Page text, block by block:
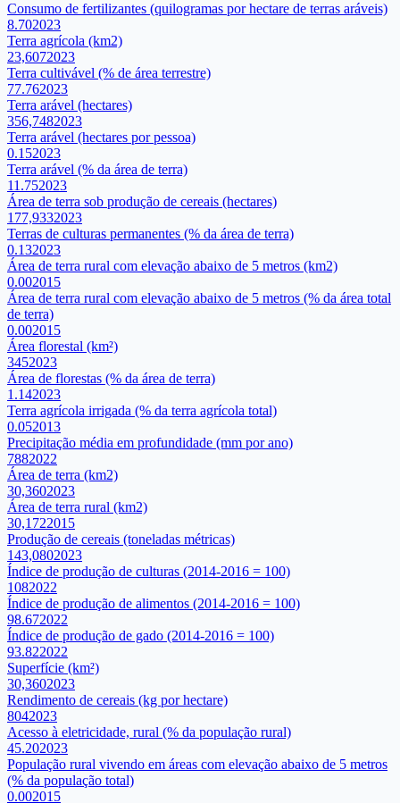
Consumo de fertilizantes (quilogramas por hectare de terras aráveis)
8.702023
Terra agrícola (km2)
23,6072023
Terra cultivável (% de área terrestre)
77.762023
Terra arável (hectares)
356,7482023
Terra arável (hectares por pessoa)
0.152023
Terra arável (% da área de terra)
11.752023
Área de terra sob produção de cereais (hectares)
177,9332023
Terras de culturas permanentes (% da área de terra)
0.132023
Área de terra rural com elevação abaixo de 5 metros (km2)
0.002015
Área de terra rural com elevação abaixo de 5 metros (% da área total
de terra)
0.002015
Área florestal (km²)
3452023
Área de florestas (% da área de terra)
1.142023
Terra agrícola irrigada (% da terra agrícola total)
0.052013
Precipitação média em profundidade (mm por ano)
7882022
Área de terra (km2)
30,3602023
Área de terra rural (km2)
30,1722015
Produção de cereais (toneladas métricas)
143,0802023
Índice de produção de culturas (2014-2016 = 100)
1082022
Índice de produção de alimentos (2014-2016 = 100)
98.672022
Índice de produção de gado (2014-2016 = 100)
93.822022
Superfície (km²)
30,3602023
Rendimento de cereais (kg por hectare)
8042023
Acesso à eletricidade, rural (% da população rural)
45.202023
População rural vivendo em áreas com elevação abaixo de 5 metros
(% da população total)
0.002015